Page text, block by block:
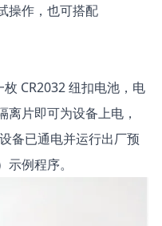
操作，也可搭配
CR2032 纽扣电池，电
片即可为设备上电，
备已通电并运行出厂预
示例程序。